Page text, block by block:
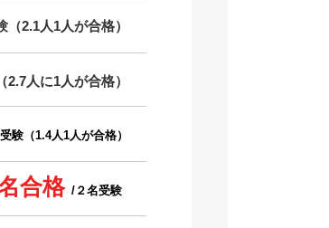
2.1人1人が合格）
人に1人が合格）
験（1.4人1人が合格）
合格 /２名受験